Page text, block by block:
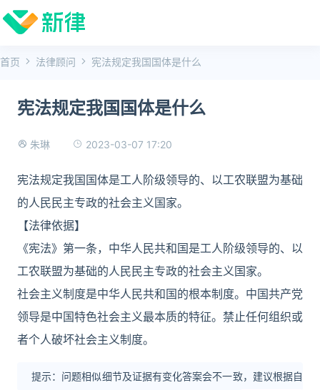
首页 法律顾问 宪法规定我国国体是什么
宪法规定我国国体是什么
朱琳 2023-03-07 17:20
宪法规定我国国体是工人阶级领导的、以工农联盟为基础
的人民民主专政的社会主义国家。
【法律依据】
《宪法》第一条，中华人民共和国是工人阶级领导的、以
工农联盟为基础的人民民主专政的社会主义国家。
社会主义制度是中华人民共和国的根本制度。中国共产党
领导是中国特色社会主义最本质的特征。禁止任何组织或
者个人破坏社会主义制度。
提示：问题相似细节及证据有变化答案会不一致，建议根据自